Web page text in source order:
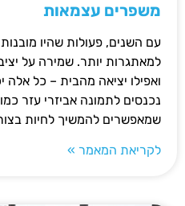
משפרים עצמאות
עם השנים, פעולות שהיו
למאתגרות יותר. שמירה על
ואפילו יציאה מהבית – כל אלה
נכנסים לתמונה אביזרי עזר כמו
שמאפשרים להמשיך לחיות
לקריאת המאמר »